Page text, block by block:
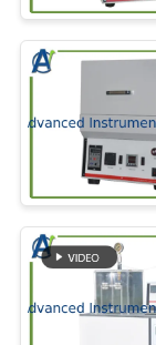
PRIVACY
POLICY